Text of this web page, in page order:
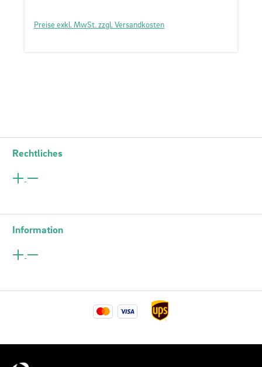
Preise exkl. MwSt. zzgl. Versandkosten
Rechtliches
Information